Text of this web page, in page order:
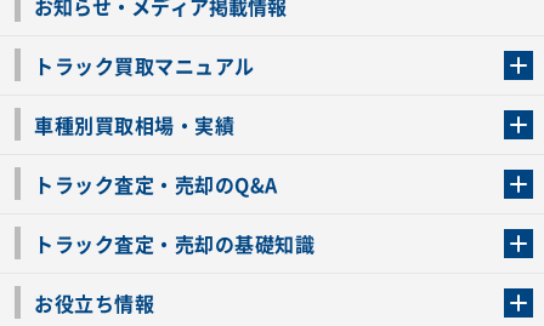
トラック買取マニュアル
車種別買取相場・実績
トラック査定・売却のQ&A
トラック査定・売却の基礎知識
お役立ち情報